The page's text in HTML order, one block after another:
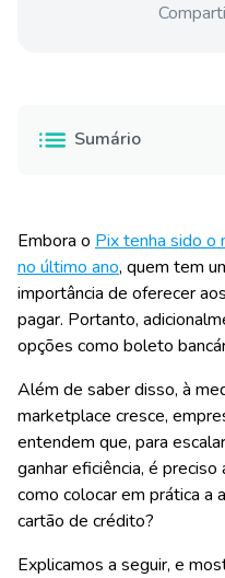
Sumário
Embora o Pix tenha sido o
no último ano, quem tem
importância de oferecer
pagar. Portanto,
opções como boleto
Além de saber disso, à
marketplace cresce,
entendem que, para
ganhar eficiência, é
como colocar em prática a
cartão de crédito?
Explicamos a seguir, e